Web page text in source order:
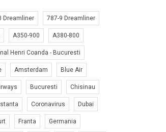
Dreamliner 787-9 Dreamliner
A350-900 A380-800
Henri Coanda - Bucuresti
Amsterdam Blue Air
Bucuresti Chisinau
Coronavirus Dubai
Franta Germania